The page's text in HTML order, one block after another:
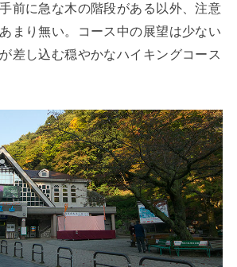
前に急な木の階段がある以外、注意
まり無い。コース中の展望は少ない
差し込む穏やかなハイキングコース